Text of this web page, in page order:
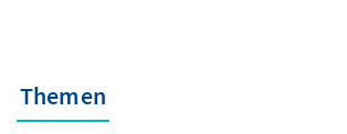
Themen